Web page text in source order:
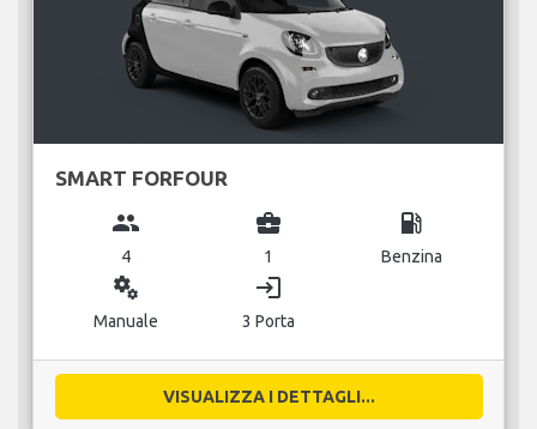
SMART FORFOUR
group
4
business_center
1
local_gas_station
Benzina
miscellaneous_services
Manuale
login
3 Porta
VISUALIZZA I DETTAGLI...